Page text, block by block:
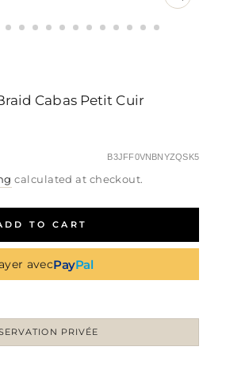
CLOSE
Cabas Petit Cuir
B3JFF0VNBNYZQSK5
calculated at checkout.
TO CART
avecPayPal
PRIVÉE